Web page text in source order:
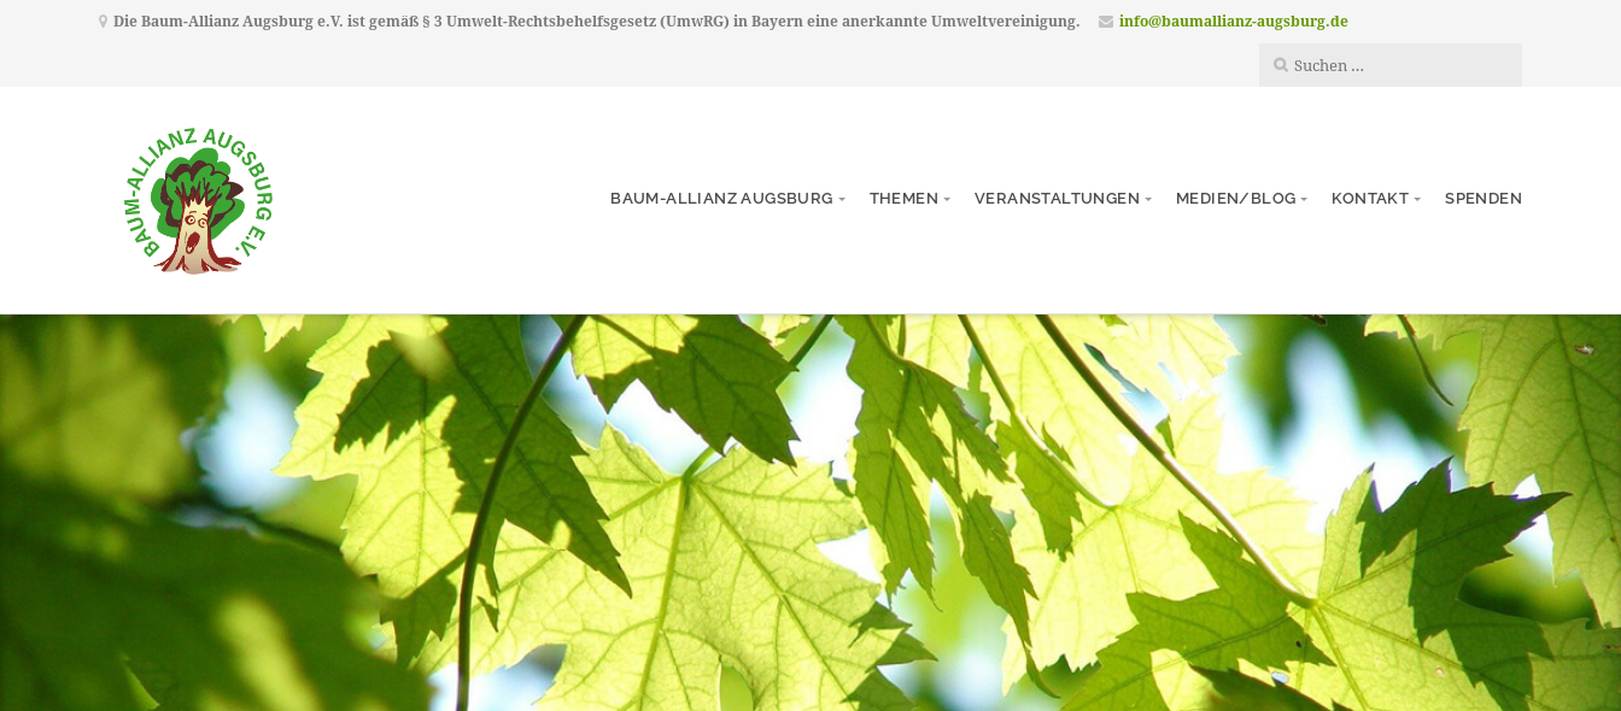
Die Baum-Allianz Augsburg e.V. ist gemäß § 3 Umwelt-Rechtsbehelfsgesetz (UmwRG) in Bayern eine anerkannte Umweltvereinigung. info@baumallianz-augsburg.de
BAUM-ALLIANZ AUGSBURG THEMEN VERANSTALTUNGEN MEDIEN/BLOG KONTAKT SPENDEN